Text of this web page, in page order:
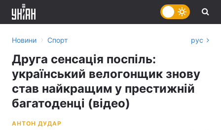
Новини › Спорт рус
Друга сенсація поспіль:
український велогонщик знову
став найкращим у престижній
багатоденці (відео)
АНТОН ДУДАР